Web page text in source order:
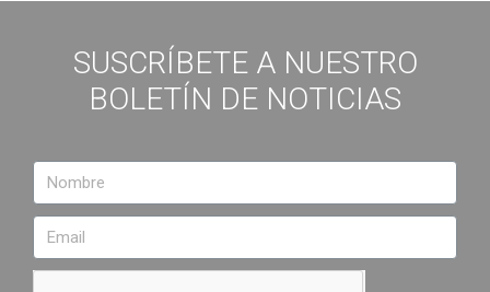
SUSCRÍBETE A NUESTRO
BOLETÍN DE NOTICIAS